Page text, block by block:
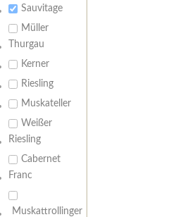
Sauvitage
Müller
Thurgau
Kerner
Riesling
Muskateller
Weißer
Riesling
Cabernet
Franc
Muskattrollinger